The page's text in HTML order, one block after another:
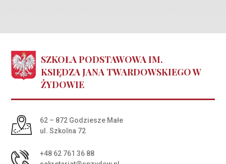
SZKOŁA PODSTAWOWA IM.
KSIĘDZA JANA TWARDOWSKIEGO W
ŻYDOWIE
Adres pocztowy:
62 – 872 Godziesze Małe
ul. Szkolna 72
+48 62 761 36 88